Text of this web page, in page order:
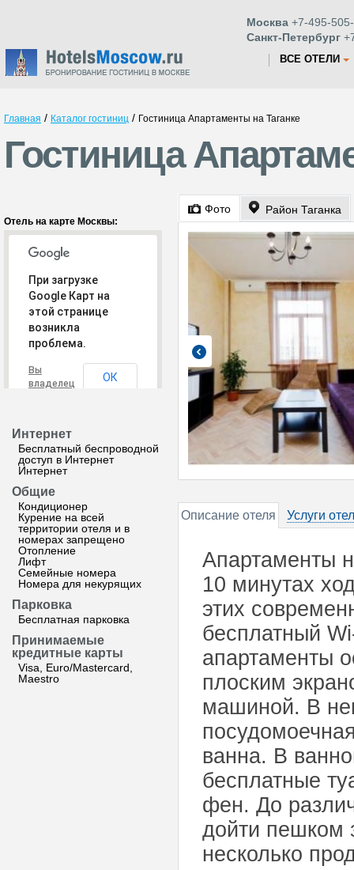
Москва +7-495-
Санкт-Петербург
ВСЕ ОТЕЛИ
Главная / Каталог гостиниц / Гостиница Апартаменты на Таганке
Гостиница
Отель на карте Москвы:
При загрузке
Google Карт на
этой странице
возникла
проблема.
Вы
владелец
ОК
Интернет
Бесплатный беспроводной
доступ в Интернет
Интернет
Общие
Кондиционер
Курение на всей
территории отеля и в
номерах запрещено
Отопление
Лифт
Семейные номера
Номера для некурящих
Парковка
Бесплатная парковка
Принимаемые
кредитные карты
Visa, Euro/Mastercard,
Maestro
Фото Район Таганка
Описание отеля Услуги
Апартаменты
10 минутах
этих
бесплатный
апартаменты
плоским
машиной. В
ванна. В
бесплатные
фен. До
дойти пешком
несколько